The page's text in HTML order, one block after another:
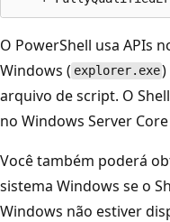
O PowerShell usa APIs
Windows ( explorer.exe
arquivo de script. O
no Windows Server
Você também poderá
sistema Windows se o
Windows não estiver